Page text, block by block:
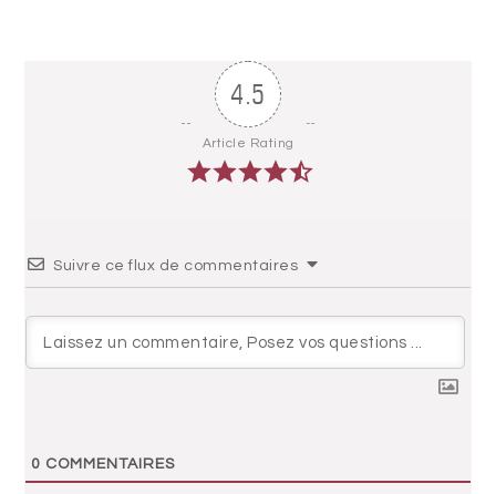
4.5
Article Rating
Suivre ce flux de commentaires
0 COMMENTAIRES